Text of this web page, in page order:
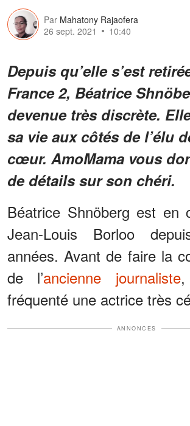
Par Mahatony Rajaofera
26 sept. 2021
10:40
Depuis qu’elle s’est
France 2, Béatrice
devenue très discrète.
sa vie aux côtés de l’élu
cœur. AmoMama vous
de détails sur son chéri.
Béatrice Shnöberg est en
Jean-Louis Borloo
années. Avant de faire la
de l’ancienne journaliste,
fréquenté une actrice très
ANNONCES